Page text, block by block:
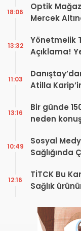
Optik
Mercek
18:06
Yönetmelik
Açıklama!
13:32
Atilla
11:03
Bir günde
neden
13:16
Sosyal
Sağlığında
10:49
TİTCK Bu
Sağlık
12:16